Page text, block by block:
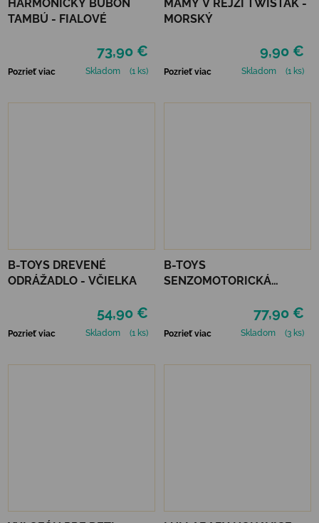
HARMONICKÝ BUBON
TAMBÚ - FIALOVÉ
73,90 €
Pozrieť viac Skladom (1 ks)
MÁMY V REJŽI TWISŤÁK -
MORSKÝ
9,90 €
Pozrieť viac Skladom (1 ks)
B-TOYS DREVENÉ
ODRÁŽADLO - VČIELKA
54,90 €
Pozrieť viac Skladom (1 ks)
B-TOYS
SENZOMOTORICKÁ
HUDOBNÁ - BALANCE &
GROOVE
77,90 €
Pozrieť viac Skladom (3 ks)